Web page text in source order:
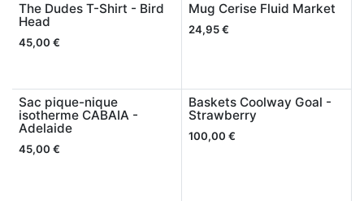
The Dudes T-Shirt - Bird
Head
45,00 €
Mug Cerise Fluid Market
24,95€
Sac pique-nique
isotherme CABAIA -
Adelaide
45,00 €
Baskets Coolway Goal -
Strawberry
100,00 €